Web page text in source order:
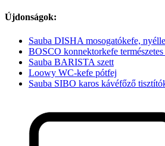
Újdonságok:
Sauba DISHA mosogatókefe,
BOSCO konnektorkefe
Sauba BARISTA szett
Loowy WC-kefe pótfej
Sauba SIBO karos kávéfőző